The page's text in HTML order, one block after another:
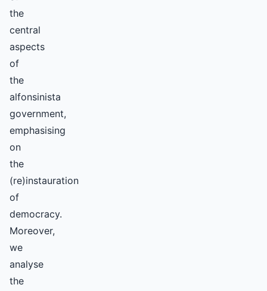
the
central
aspects
of
the
alfonsinista
government,
emphasising
on
the
(re)instauration
of
democracy.
Moreover,
we
analyse
the